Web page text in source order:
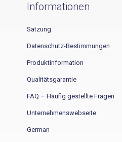
Informationen
Satzung
Datenschutz-Bestimmungen
Produktinformation
Qualitätsgarantie
FAQ – Häufig gestellte Fragen
Unternehmenswebseite
German